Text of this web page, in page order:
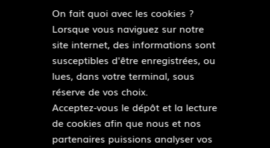
On fait quoi avec les cookies ?
Lorsque vous naviguez sur notre
site internet, des informations sont
susceptibles d'être enregistrées, ou
lues, dans votre terminal, sous
réserve de vos choix.
Acceptez-vous le dépôt et la lecture
de cookies afin que nous et nos
partenaires puissions analyser vos
T
u
b
e
e
b
o
o
k
t
a
g
r
a
m
MAIRIES DE QUARTIERS
Découvrir les mairies de quartiers
ESPACE PRESSE
Accéder à l’espace presse
Pied
Plan du site